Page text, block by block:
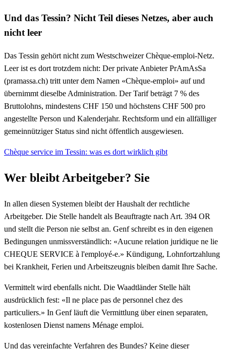
Und das Tessin? Nicht Teil dieses Netzes, aber auch
nicht leer
Das Tessin gehört nicht zum Westschweizer Chèque-emploi-Netz.
Leer ist es dort trotzdem nicht: Der private Anbieter PrAmAsSa
(pramassa.ch) tritt unter dem Namen «Chèque-emploi» auf und
übernimmt dieselbe Administration. Der Tarif beträgt 7 % des
Bruttolohns, mindestens CHF 150 und höchstens CHF 500 pro
angestellte Person und Kalenderjahr. Rechtsform und ein allfälliger
gemeinnütziger Status sind nicht öffentlich ausgewiesen.
Chèque service im Tessin: was es dort wirklich gibt
Wer bleibt Arbeitgeber? Sie
In allen diesen Systemen bleibt der Haushalt der rechtliche
Arbeitgeber. Die Stelle handelt als Beauftragte nach Art. 394 OR
und stellt die Person nie selbst an. Genf schreibt es in den eigenen
Bedingungen unmissverständlich: «Aucune relation juridique ne lie
CHEQUE SERVICE à l'employé-e.» Kündigung, Lohnfortzahlung
bei Krankheit, Ferien und Arbeitszeugnis bleiben damit Ihre Sache.
Vermittelt wird ebenfalls nicht. Die Waadtländer Stelle hält
ausdrücklich fest: «Il ne place pas de personnel chez des
particuliers.» In Genf läuft die Vermittlung über einen separaten,
kostenlosen Dienst namens Ménage emploi.
Und das vereinfachte Verfahren des Bundes? Keine dieser